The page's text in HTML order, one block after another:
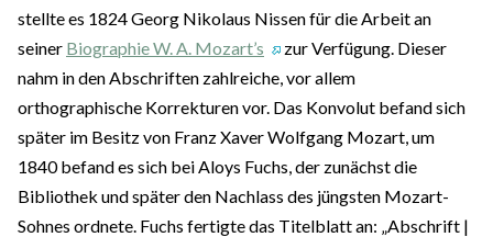
stellte es 1824 Georg Nikolaus Nissen für die Arbeit an
seiner Biographie W. A. Mozart’s
zur Verfügung. Dieser
nahm in den Abschriften zahlreiche, vor allem
orthographische Korrekturen vor. Das Konvolut befand sich
später im Besitz von Franz Xaver Wolfgang Mozart, um
1840 befand es sich bei Aloys Fuchs, der zunächst die
Bibliothek und später den Nachlass des jüngsten Mozart-
Sohnes ordnete. Fuchs fertigte das Titelblatt an: „Abschrift |